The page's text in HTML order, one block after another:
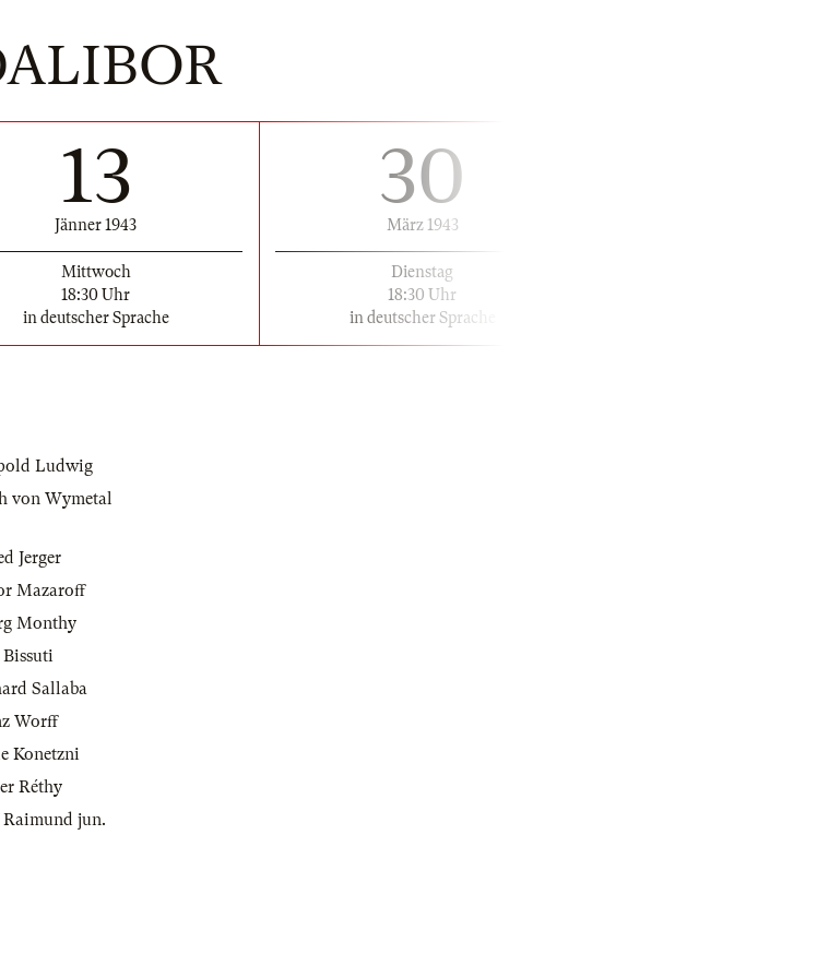
13
Jänner 1943
Mittwoch
18:30 Uhr
in deutscher Sprache
30
März 1943
Dienstag
18:30 Uhr
in deutscher Sprache
Ludwig
von Wymetal
Jerger
Mazaroff
Monthy
Sallaba
Worff
Konetzni
Réthy
jun.